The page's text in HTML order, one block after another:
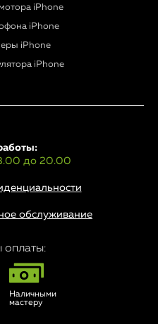
iPhone
iPhone
iPhone
iPhone
до 20.00
обслуживание
оплаты:
Наличными
мастеру